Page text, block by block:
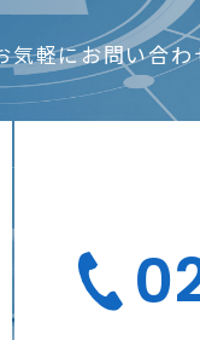
軽にお問い合わ